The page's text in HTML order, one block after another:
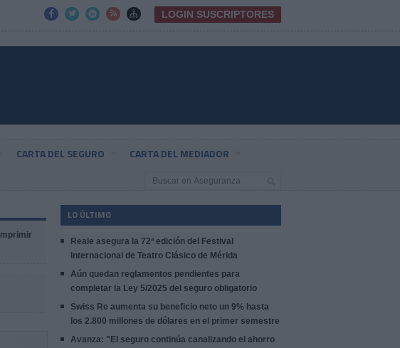
     LOGIN SUSCRIPTORES
CARTA DEL SEGURO CARTA DEL MEDIADOR
Imprimir
LO ÚLTIMO
Reale asegura la 72ª edición del Festival
Internacional de Teatro Clásico de Mérida
Aún quedan reglamentos pendientes para
completar la Ley 5/2025 del seguro obligatorio
Swiss Re aumenta su beneficio neto un 9% hasta
los 2.800 millones de dólares en el primer semestre
Avanza: "El seguro continúa canalizando el ahorro